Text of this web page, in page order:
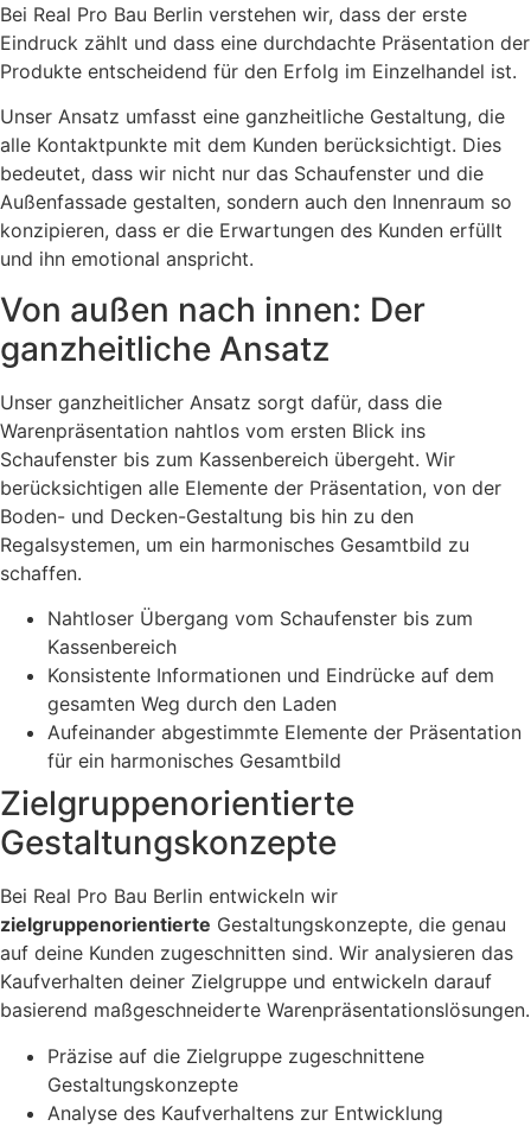
Bei Real Pro Bau Berlin verstehen wir, dass der erste
Eindruck zählt und dass eine durchdachte Präsentation der
Produkte entscheidend für den Erfolg im Einzelhandel ist.
Unser Ansatz umfasst eine ganzheitliche Gestaltung, die
alle Kontaktpunkte mit dem Kunden berücksichtigt. Dies
bedeutet, dass wir nicht nur das Schaufenster und die
Außenfassade gestalten, sondern auch den Innenraum so
konzipieren, dass er die Erwartungen des Kunden erfüllt
und ihn emotional anspricht.
Von außen nach innen: Der
ganzheitliche Ansatz
Unser ganzheitlicher Ansatz sorgt dafür, dass die
Warenpräsentation nahtlos vom ersten Blick ins
Schaufenster bis zum Kassenbereich übergeht. Wir
berücksichtigen alle Elemente der Präsentation, von der
Boden- und Decken-Gestaltung bis hin zu den
Regalsystemen, um ein harmonisches Gesamtbild zu
schaffen.
Nahtloser Übergang vom Schaufenster bis zum
Kassenbereich
Konsistente Informationen und Eindrücke auf dem
gesamten Weg durch den Laden
Aufeinander abgestimmte Elemente der Präsentation
für ein harmonisches Gesamtbild
Zielgruppenorientierte
Gestaltungskonzepte
Bei Real Pro Bau Berlin entwickeln wir
zielgruppenorientierte Gestaltungskonzepte, die genau
auf deine Kunden zugeschnitten sind. Wir analysieren das
Kaufverhalten deiner Zielgruppe und entwickeln darauf
basierend maßgeschneiderte Warenpräsentationslösungen.
Präzise auf die Zielgruppe zugeschnittene
Gestaltungskonzepte
Analyse des Kaufverhaltens zur Entwicklung